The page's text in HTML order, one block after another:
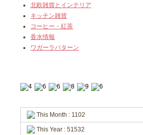
北欧雑貨とインテリア
キッチン雑貨
コーヒー・紅茶
香水情報
ワガーラパターン
This Month : 1102
This Year : 51532